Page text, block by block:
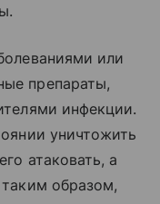
или
препараты,
инфекции.
уничтожить
атаковать, а
образом,